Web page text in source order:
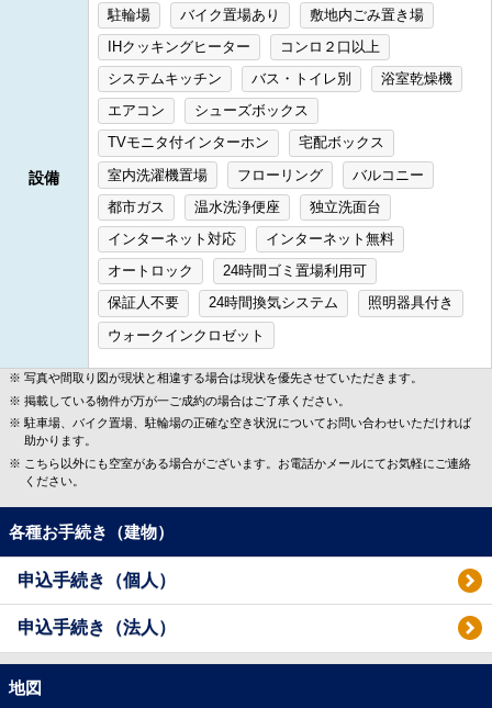
設備
駐輪場 バイク置場あり
敷地内ごみ置き場
IHクッキングヒーター
コンロ２口以上
システムキッチン
バス・トイレ別
浴室乾燥機
エアコン
シューズボックス
TVモニタ付インターホン
宅配ボックス
室内洗濯機置場
フローリング
バルコニー
都市ガス
温水洗浄便座
独立洗面台
インターネット対応
インターネット無料
オートロック
24時間ゴミ置場利用可
保証人不要
24時間換気システム
照明器具付き
ウォークインクロゼット
写真や間取り図が現状と相違する場合は現状を優先させていただきます。
掲載している物件が万が一ご成約の場合はご了承ください。
駐車場、バイク置場、駐輪場の正確な空き状況についてお問い合わせいただければ
助かります。
こちら以外にも空室がある場合がございます。お電話かメールにてお気軽にご連絡
ください。
各種お手続き（建物）
申込手続き（個人）
申込手続き（法人）
地図